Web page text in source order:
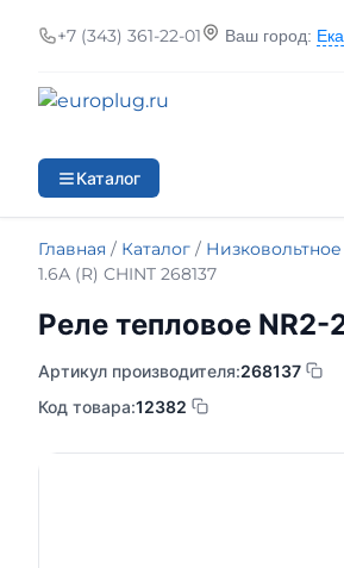
+7 (343) 361-22-01 Ваш город:
Каталог
Главная / Каталог /
1.6А (R) CHINT 268137
Реле тепловое NR2-
Артикул производителя:268137
Код товара:12382